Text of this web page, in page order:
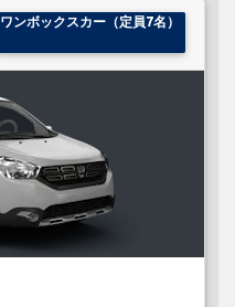
ワンボックスカー（定員7名）